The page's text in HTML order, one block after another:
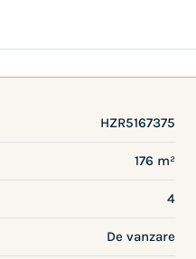
HZR5167375
176 m²
4
De vanzare